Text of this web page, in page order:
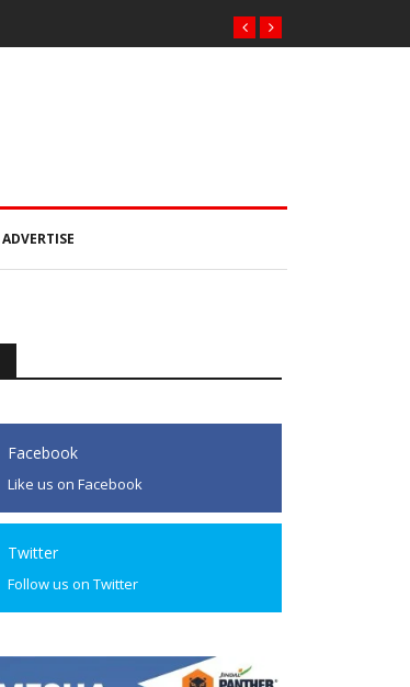
ADVERTISE
Facebook
Like us on Facebook
Twitter
Follow us on Twitter